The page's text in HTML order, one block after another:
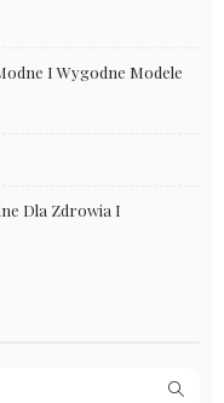
I Wygodne Modele
Dla Zdrowia I